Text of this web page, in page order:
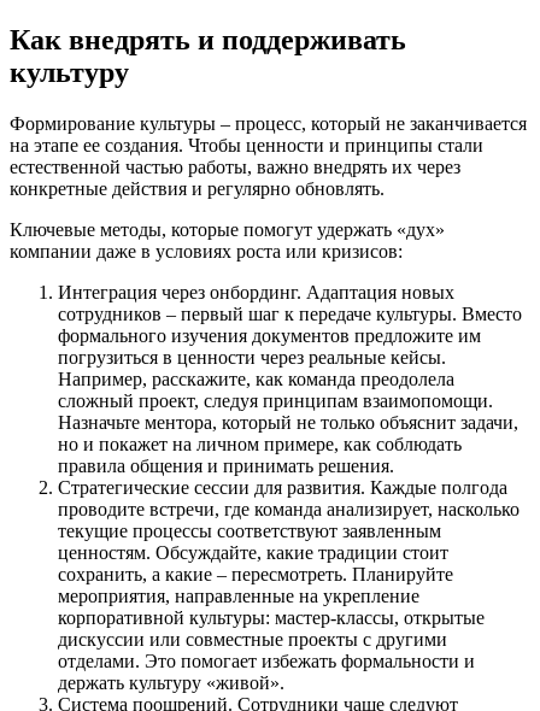
Как внедрять и поддерживать
культуру
Формирование культуры – процесс, который не заканчивается
на этапе ее создания. Чтобы ценности и принципы стали
естественной частью работы, важно внедрять их через
конкретные действия и регулярно обновлять.
Ключевые методы, которые помогут удержать «дух»
компании даже в условиях роста или кризисов:
Интеграция через онбординг. Адаптация новых
сотрудников – первый шаг к передаче культуры. Вместо
формального изучения документов предложите им
погрузиться в ценности через реальные кейсы.
Например, расскажите, как команда преодолела
сложный проект, следуя принципам взаимопомощи.
Назначьте ментора, который не только объяснит задачи,
но и покажет на личном примере, как соблюдать
правила общения и принимать решения.
Стратегические сессии для развития. Каждые полгода
проводите встречи, где команда анализирует, насколько
текущие процессы соответствуют заявленным
ценностям. Обсуждайте, какие традиции стоит
сохранить, а какие – пересмотреть. Планируйте
мероприятия, направленные на укрепление
корпоративной культуры: мастер-классы, открытые
дискуссии или совместные проекты с другими
отделами. Это помогает избежать формальности и
держать культуру «живой».
Система поощрений. Сотрудники чаще следуют